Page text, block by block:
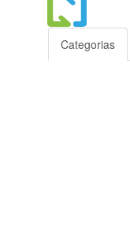
Categorias